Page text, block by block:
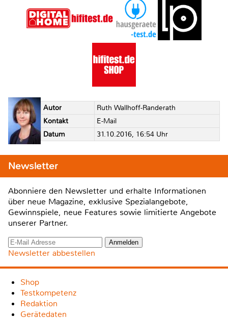
Autor
Ruth Wallhoff-Randerath
Kontakt
E-Mail
Datum
31.10.2016, 16:54 Uhr
Newsletter
Abonniere den Newsletter und erhalte Informationen
über neue Magazine, exklusive Spezialangebote,
Gewinnspiele, neue Features sowie limitierte Angebote
unserer Partner.
Newsletter abbestellen
Shop
Testkompetenz
Redaktion
Gerätedaten